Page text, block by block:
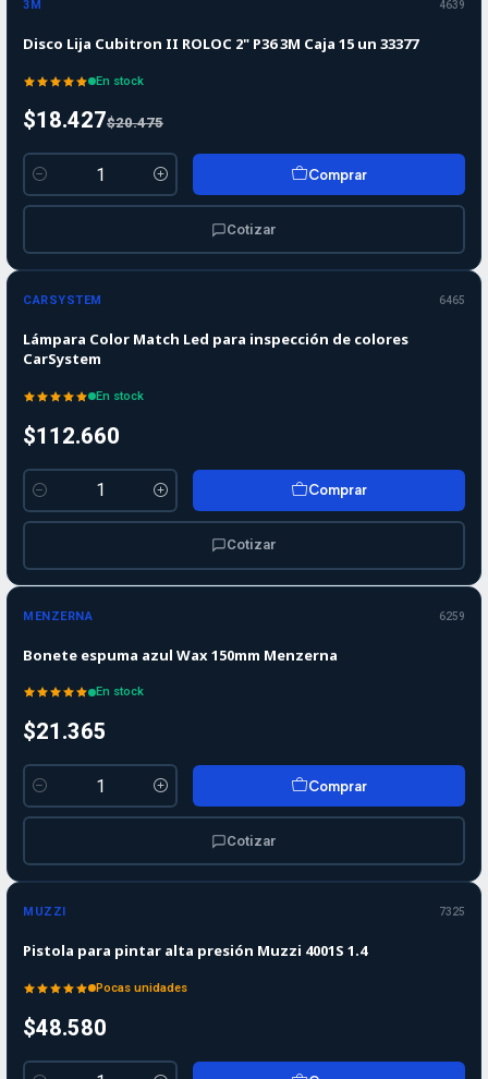
3M 4639
Disco Lija Cubitron II ROLOC 2" P36 3M Caja 15 un 33377
En stock
$18.427$20.475
Cantidad
Comprar
Cotizar
CARSYSTEM 6465
Lámpara Color Match Led para inspección de colores
CarSystem
En stock
$112.660
Cantidad
Comprar
Cotizar
MENZERNA 6259
Bonete espuma azul Wax 150mm Menzerna
En stock
$21.365
Cantidad
Comprar
Cotizar
MUZZI 7325
Pistola para pintar alta presión Muzzi 4001S 1.4
Pocas unidades
$48.580